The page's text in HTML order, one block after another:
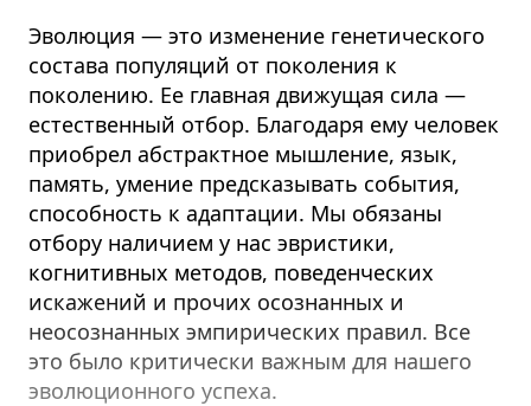
Эволюция — это изменение генетического
состава популяций от поколения к
поколению. Ее главная движущая сила —
естественный отбор. Благодаря ему человек
приобрел абстрактное мышление, язык,
память, умение предсказывать события,
способность к адаптации. Мы обязаны
отбору наличием у нас эвристики,
когнитивных методов, поведенческих
искажений и прочих осознанных и
неосознанных эмпирических правил. Все
это было критически важным для нашего
эволюционного успеха.